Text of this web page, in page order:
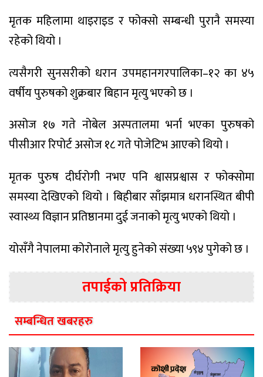
मृतक महिलामा थाइराइड र फोक्सो सम्बन्धी पुरानै समस्या
रहेको थियो ।
त्यसैगरी सुनसरीको धरान उपमहानगरपालिका–१२ का ४५
वर्षीय पुरुषको शुक्रबार बिहान मृत्यु भएको छ ।
असोज १७ गते नोबेल अस्पतालमा भर्ना भएका पुरुषको
पीसीआर रिपोर्ट असोज १८ गते पोजेटिभ आएको थियो ।
मृतक पुरुष दीर्घरोगी नभए पनि श्वासप्रश्वास र फोक्सोमा
समस्या देखिएको थियो । बिहीबार साँझमात्र धरानस्थित बीपी
स्वास्थ्य विज्ञान प्रतिष्ठानमा दुई जनाको मृत्यु भएको थियो ।
योसँगै नेपालमा कोरोनाले मृत्यु हुनेको संख्या ५९४ पुगेको छ ।
तपाईको प्रतिक्रिया
सम्बन्धित खबरहरु